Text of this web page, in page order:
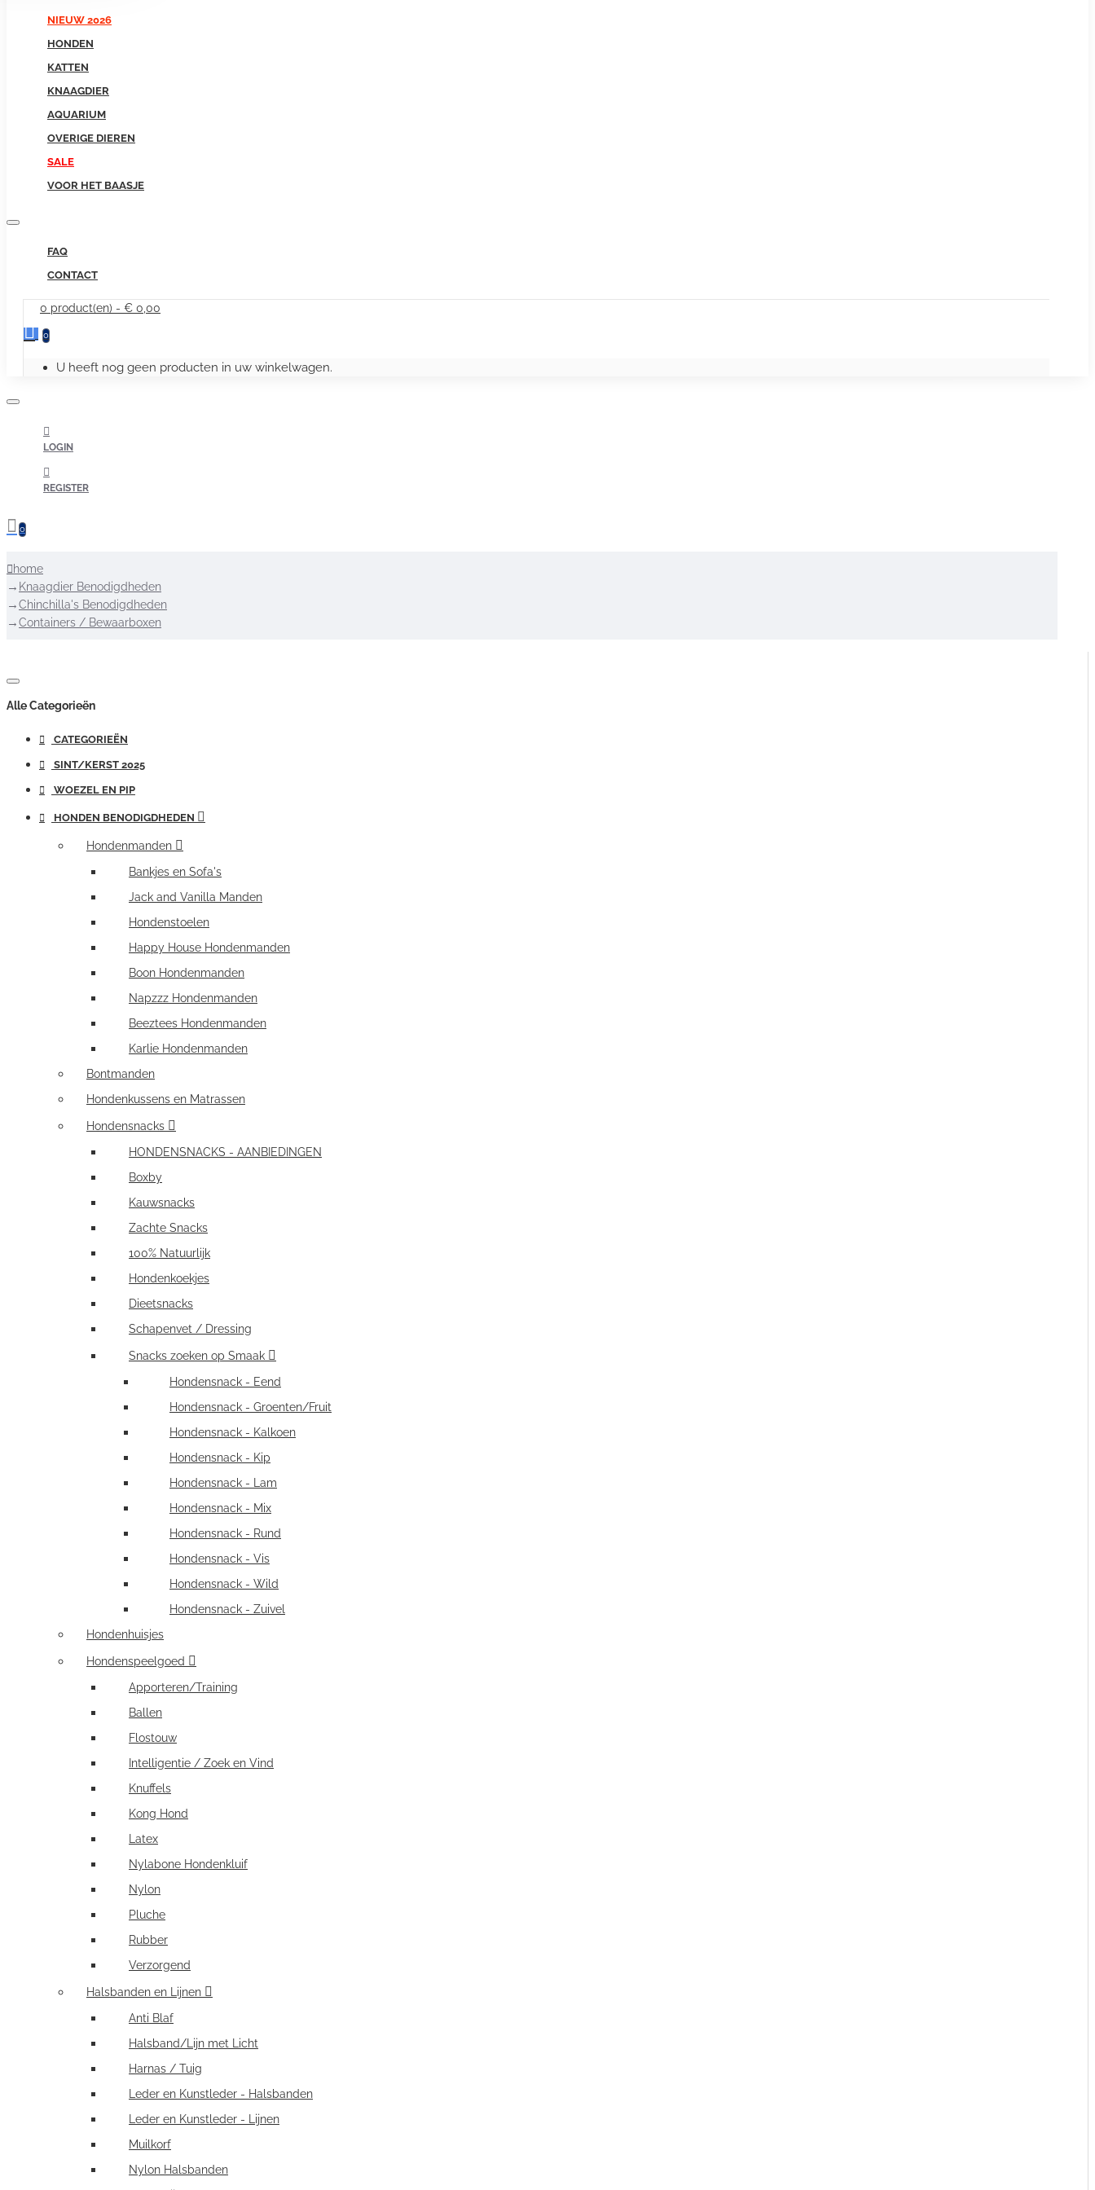
NIEUW 2026
HONDEN
KATTEN
KNAAGDIER
AQUARIUM
OVERIGE DIEREN
SALE
VOOR HET BAASJE
FAQ
CONTACT
0 product(en) - € 0,00
0
U heeft nog geen producten in uw winkelwagen.
LOGIN
REGISTER
0
home
Knaagdier Benodigdheden
Chinchilla's Benodigdheden
Containers / Bewaarboxen
Alle Categorieën
CATEGORIEËN
SINT/KERST 2025
WOEZEL EN PIP
HONDEN BENODIGDHEDEN
Hondenmanden
Bankjes en Sofa's
Jack and Vanilla Manden
Hondenstoelen
Happy House Hondenmanden
Boon Hondenmanden
Napzzz Hondenmanden
Beeztees Hondenmanden
Karlie Hondenmanden
Bontmanden
Hondenkussens en Matrassen
Hondensnacks
HONDENSNACKS - AANBIEDINGEN
Boxby
Kauwsnacks
Zachte Snacks
100% Natuurlijk
Hondenkoekjes
Dieetsnacks
Schapenvet / Dressing
Snacks zoeken op Smaak
Hondensnack - Eend
Hondensnack - Groenten/Fruit
Hondensnack - Kalkoen
Hondensnack - Kip
Hondensnack - Lam
Hondensnack - Mix
Hondensnack - Rund
Hondensnack - Vis
Hondensnack - Wild
Hondensnack - Zuivel
Hondenhuisjes
Hondenspeelgoed
Apporteren/Training
Ballen
Flostouw
Intelligentie / Zoek en Vind
Knuffels
Kong Hond
Latex
Nylabone Hondenkluif
Nylon
Pluche
Rubber
Verzorgend
Halsbanden en Lijnen
Anti Blaf
Halsband/Lijn met Licht
Harnas / Tuig
Leder en Kunstleder - Halsbanden
Leder en Kunstleder - Lijnen
Muilkorf
Nylon Halsbanden